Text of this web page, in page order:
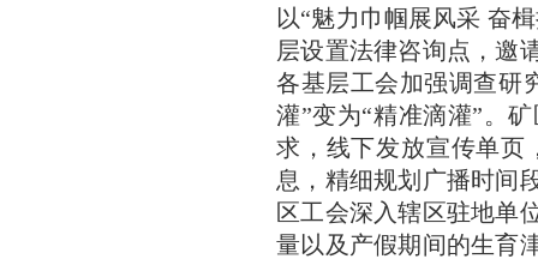
以“魅力巾帼展风采 奋
层设置法律咨询点，邀
各基层工会加强调查研
灌”变为“精准滴灌”。
求，线下发放宣传单页
息，精细规划广播时间
区工会深入辖区驻地单
量以及产假期间的生育